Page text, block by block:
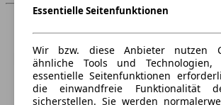
Essentielle Seitenfunktionen
Wir bzw. diese Anbieter nutzen
ähnliche Tools und
essentielle Seitenfunktionen
die einwandfreie Funktionalität
sicherstellen. Sie werden